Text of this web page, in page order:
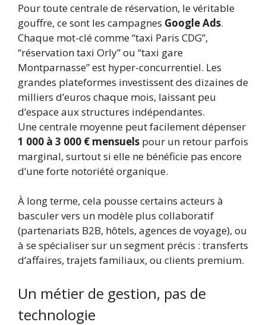
Pour toute centrale de réservation, le véritable
gouffre, ce sont les campagnes Google Ads.
Chaque mot-clé comme “taxi Paris CDG”,
“réservation taxi Orly” ou “taxi gare
Montparnasse” est hyper-concurrentiel. Les
grandes plateformes investissent des dizaines de
milliers d’euros chaque mois, laissant peu
d’espace aux structures indépendantes.
Une centrale moyenne peut facilement dépenser
1 000 à 3 000 € mensuels pour un retour parfois
marginal, surtout si elle ne bénéficie pas encore
d’une forte notoriété organique.
À long terme, cela pousse certains acteurs à
basculer vers un modèle plus collaboratif
(partenariats B2B, hôtels, agences de voyage), ou
à se spécialiser sur un segment précis : transferts
d’affaires, trajets familiaux, ou clients premium.
Un métier de gestion, pas de
technologie